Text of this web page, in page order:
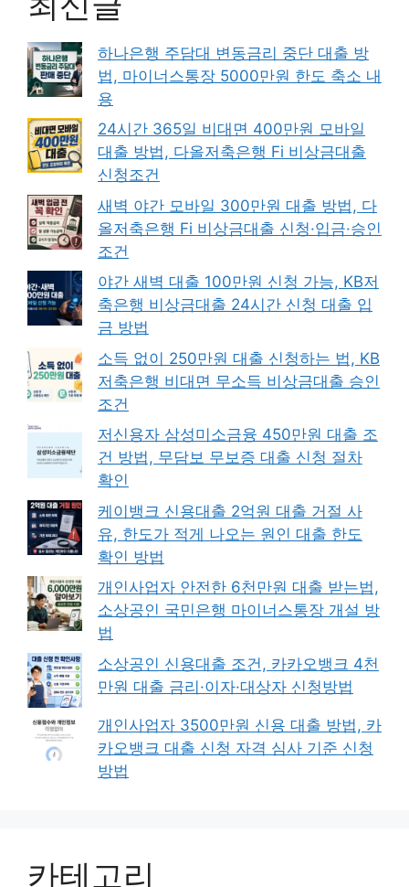
하나은행 주담대 변동금리 중단 대출 방
법, 마이너스통장 5000만원 한도 축소 내
용
24시간 365일 비대면 400만원 모바일
대출 방법, 다올저축은행 Fi 비상금대출
신청조건
새벽 야간 모바일 300만원 대출 방법, 다
올저축은행 Fi 비상금대출 신청·입금·승인
조건
야간 새벽 대출 100만원 신청 가능, KB저
축은행 비상금대출 24시간 신청 대출 입
금 방법
소득 없이 250만원 대출 신청하는 법, KB
저축은행 비대면 무소득 비상금대출 승인
조건
저신용자 삼성미소금융 450만원 대출 조
건 방법, 무담보 무보증 대출 신청 절차
확인
케이뱅크 신용대출 2억원 대출 거절 사
유, 한도가 적게 나오는 원인 대출 한도
확인 방법
개인사업자 안전한 6천만원 대출 받는법,
소상공인 국민은행 마이너스통장 개설 방
법
소상공인 신용대출 조건, 카카오뱅크 4천
만원 대출 금리·이자·대상자 신청방법
개인사업자 3500만원 신용 대출 방법, 카
카오뱅크 대출 신청 자격 심사 기준 신청
방법
카테고리